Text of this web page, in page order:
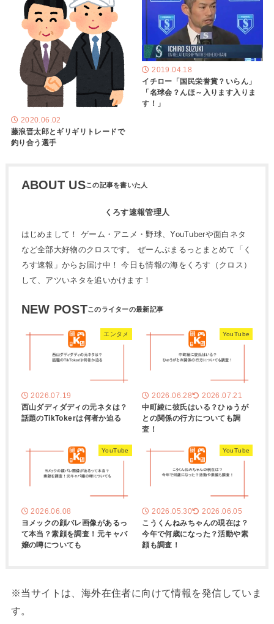
2020.06.02
藤浪晋太郎とギリギリトレードで
釣り合う選手
2019.04.18
イチロー「国民栄誉賞？いらん」
「名球会？んほ～入ります入りま
す！」
ABOUT US
くろす速報管理人
はじめまして！ ゲーム・アニメ・野球、YouTuberや面白ネタ
など全部大好物のクロスです。 ぜーんぶまるっとまとめて「く
ろす速報」からお届け中！ 今日も情報の海をくろす（クロス）
して、アツいネタを追いかけます！
NEW POST
エンタメ
2026.07.19
西山ダディダディの元ネタは？
話題のTikTokerは何者か迫る
YouTube
2026.06.28 2026.07.21
中町綾に彼氏はいる？ひゅうが
との関係の行方についても調
査！
YouTube
2026.06.08
ヨメックの顔バレ画像があるっ
て本当？素顔を調査！元キャバ
嬢の噂についても
YouTube
2026.05.30 2026.06.05
こうくんねみちゃんの現在は？
今年で何歳になった？活動や素
顔も調査！
※当サイトは、海外在住者に向けて情報を発信していま
す。